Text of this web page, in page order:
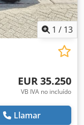
1 / 13
EUR 35.250
VB IVA no incluído
Llamar